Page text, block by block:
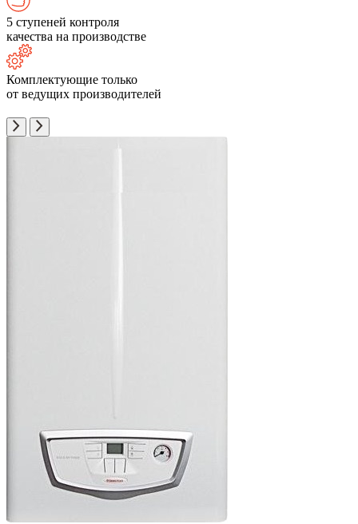
5 ступеней контроля
качества на производстве
Комплектующие только
от ведущих производителей